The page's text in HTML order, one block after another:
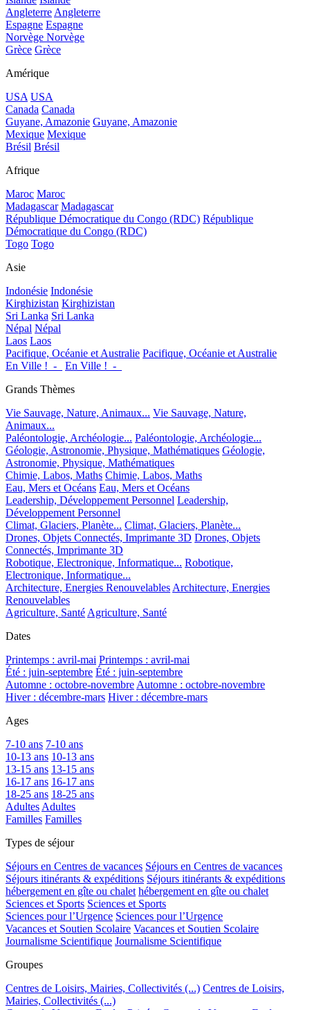
Angleterre Angleterre
Espagne Espagne
Norvège Norvège
Grèce Grèce
Amérique
USA USA
Canada Canada
Guyane, Amazonie Guyane, Amazonie
Mexique Mexique
Brésil Brésil
Afrique
Maroc Maroc
Madagascar Madagascar
République Démocratique du Congo (RDC) République
Démocratique du Congo (RDC)
Togo Togo
Asie
Indonésie Indonésie
Kirghizistan Kirghizistan
Sri Lanka Sri Lanka
Népal Népal
Laos Laos
Pacifique, Océanie et Australie Pacifique, Océanie et Australie
En Ville !_-_
En Ville !_-_
Grands Thèmes
Vie Sauvage, Nature, Animaux... Vie Sauvage, Nature,
Animaux...
Paléontologie, Archéologie... Paléontologie, Archéologie...
Géologie, Astronomie, Physique, Mathématiques Géologie,
Astronomie, Physique, Mathématiques
Chimie, Labos, Maths Chimie, Labos, Maths
Eau, Mers et Océans Eau, Mers et Océans
Leadership, Développement Personnel Leadership,
Développement Personnel
Climat, Glaciers, Planète... Climat, Glaciers, Planète...
Drones, Objets Connectés, Imprimante 3D Drones, Objets
Connectés, Imprimante 3D
Robotique, Electronique, Informatique... Robotique,
Electronique, Informatique...
Architecture, Energies Renouvelables Architecture, Energies
Renouvelables
Agriculture, Santé Agriculture, Santé
Dates
Printemps : avril-mai Printemps : avril-mai
Été : juin-septembre Été : juin-septembre
Automne : octobre-novembre Automne : octobre-novembre
Hiver : décembre-mars Hiver : décembre-mars
Ages
7-10 ans 7-10 ans
10-13 ans 10-13 ans
13-15 ans 13-15 ans
16-17 ans 16-17 ans
18-25 ans 18-25 ans
Adultes Adultes
Familles Familles
Types de séjour
Séjours en Centres de vacances Séjours en Centres de vacances
Séjours itinérants & expéditions Séjours itinérants & expéditions
hébergement en gîte ou chalet hébergement en gîte ou chalet
Sciences et Sports Sciences et Sports
Sciences pour l’Urgence Sciences pour l’Urgence
Vacances et Soutien Scolaire Vacances et Soutien Scolaire
Journalisme Scientifique Journalisme Scientifique
Groupes
Centres de Loisirs, Mairies, Collectivités (...) Centres de Loisirs,
Mairies, Collectivités (...)